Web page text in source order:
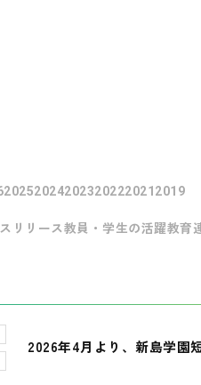
20252024202320222021 2019
リリース教員・学生の活躍教育
2026年4月より、新島学園